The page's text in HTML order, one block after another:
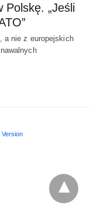
Polskę. „Jeśli
a nie z europejskich
Version